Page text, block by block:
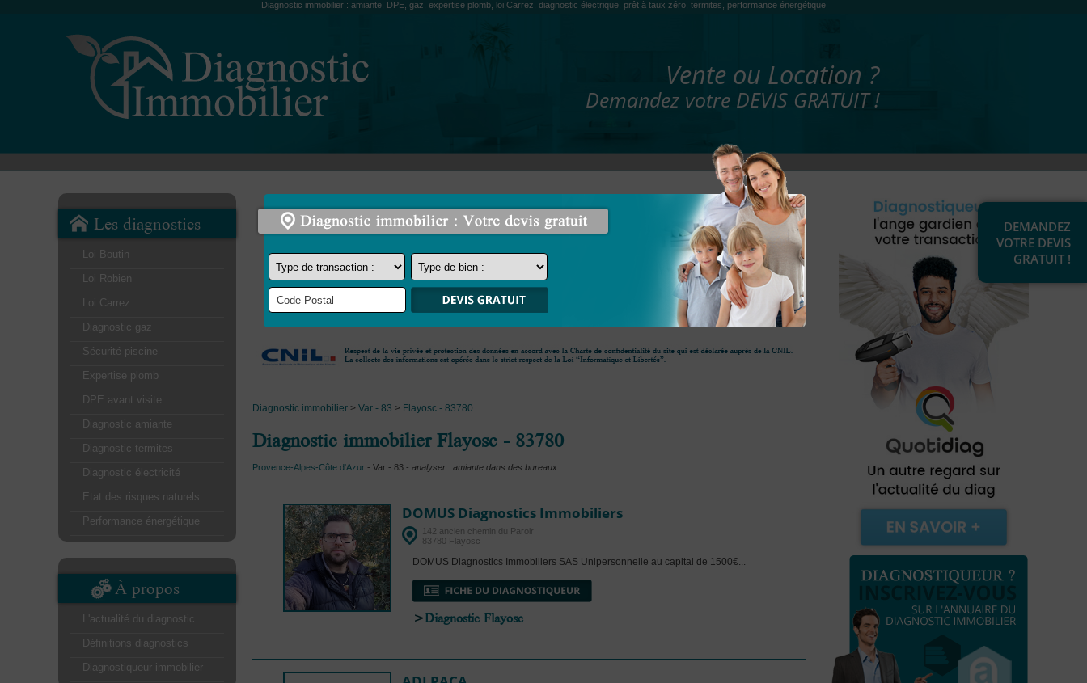
Diagnostic immobilier : amiante, DPE, gaz, expertise plomb, loi Carrez, diagnostic électrique, prêt à taux zéro, termites, performance énergétique
Vente ou Location ?
Demandez votre DEVIS GRATUIT !
Les diagnostics
Loi Boutin
Loi Robien
Loi Carrez
Diagnostic gaz
Sécurité piscine
Expertise plomb
DPE avant visite
Diagnostic amiante
Diagnostic termites
Diagnostic électricité
Etat des risques naturels
Performance énergétique
À propos
L'actualité du diagnostic
Définitions diagnostics
Diagnostiqueur immobilier
Diagnostic immobilier > Var - 83 > Flayosc - 83780
Diagnostic immobilier Flayosc - 83780
Provence-Alpes-Côte d'Azur - Var - 83 - analyser : amiante dans des bureaux
DOMUS Diagnostics Immobiliers
142 ancien chemin du Paroir
83780 Flayosc
DOMUS Diagnostics Immobiliers SAS Unipersonnelle au capital de 1500€...
>Diagnostic Flayosc
DEMANDEZ
VOTRE DEVIS
GRATUIT !